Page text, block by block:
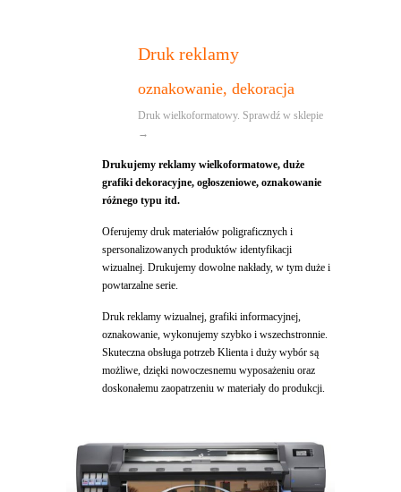
Druk reklamy
oznakowanie, dekoracja
Druk wielkoformatowy. Sprawdź w sklepie
→
Drukujemy reklamy wielkoformatowe, duże
grafiki dekoracyjne, ogłoszeniowe, oznakowanie
różnego typu itd.
Oferujemy druk materiałów poligraficznych i
spersonalizowanych produktów identyfikacji
wizualnej. Drukujemy dowolne nakłady, w tym duże i
powtarzalne serie.
Druk reklamy wizualnej, grafiki informacyjnej,
oznakowanie, wykonujemy szybko i wszechstronnie.
Skuteczna obsługa potrzeb Klienta i duży wybór są
możliwe, dzięki nowoczesnemu wyposażeniu oraz
doskonałemu zaopatrzeniu w materiały do produkcji.